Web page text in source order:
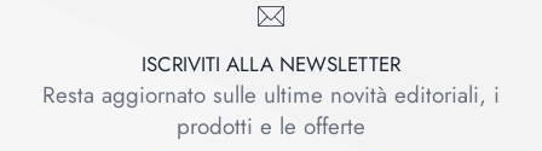
ISCRIVITI ALLA NEWSLETTER
Resta aggiornato sulle ultime novità editoriali, i
prodotti e le offerte